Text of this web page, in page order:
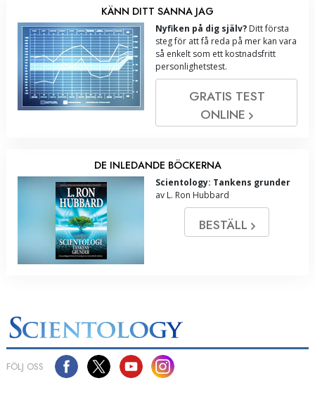
KÄNN DITT SANNA JAG
Nyfiken på dig själv? Ditt första
steg för att få reda på mer kan vara
så enkelt som ett kostnadsfritt
personlighetstest.
GRATIS TEST
ONLINE
DE INLEDANDE BÖCKERNA
Scientology: Tankens grunder
av L. Ron Hubbard
BESTÄLL
FÖLJ OSS